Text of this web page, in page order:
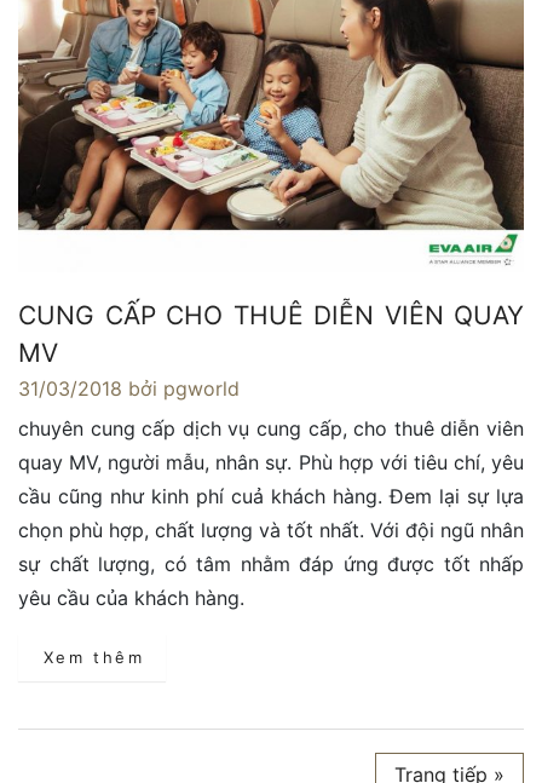
CUNG CẤP CHO THUÊ DIỄN VIÊN QUAY
MV
31/03/2018 bởi pgworld
chuyên cung cấp dịch vụ cung cấp, cho thuê diễn viên
quay MV, người mẫu, nhân sự. Phù hợp với tiêu chí, yêu
cầu cũng như kinh phí cuả khách hàng. Đem lại sự lựa
chọn phù hợp, chất lượng và tốt nhất. Với đội ngũ nhân
sự chất lượng, có tâm nhằm đáp ứng được tốt nhấp
yêu cầu của khách hàng.
Xem thêm
Trang tiếp »